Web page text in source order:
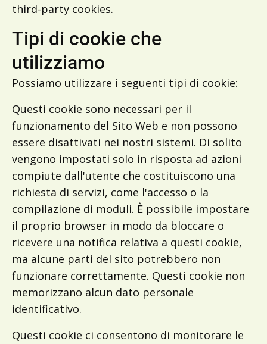
third-party cookies.
Tipi di cookie che
utilizziamo
Possiamo utilizzare i seguenti tipi di cookie:
Questi cookie sono necessari per il
funzionamento del Sito Web e non possono
essere disattivati nei nostri sistemi. Di solito
vengono impostati solo in risposta ad azioni
compiute dall'utente che costituiscono una
richiesta di servizi, come l'accesso o la
compilazione di moduli. È possibile impostare
il proprio browser in modo da bloccare o
ricevere una notifica relativa a questi cookie,
ma alcune parti del sito potrebbero non
funzionare correttamente. Questi cookie non
memorizzano alcun dato personale
identificativo.
Questi cookie ci consentono di monitorare le